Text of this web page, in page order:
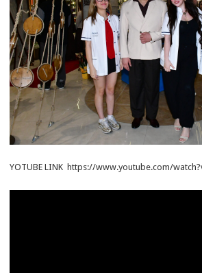
YOTUBE LINK https://www.youtube.com/